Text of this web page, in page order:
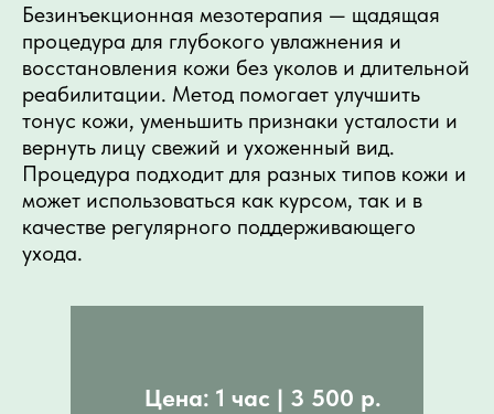
Безинъекционная мезотерапия — щадящая
процедура для глубокого увлажнения и
восстановления кожи без уколов и длительной
реабилитации. Метод помогает улучшить
тонус кожи, уменьшить признаки усталости и
вернуть лицу свежий и ухоженный вид.
Процедура подходит для разных типов кожи и
может использоваться как курсом, так и в
качестве регулярного поддерживающего
ухода.
Цена: 1 час | 3 500 р.